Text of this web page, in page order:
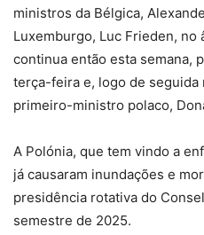
ministros da Bélgica,
Luxemburgo, Luc Frieden, no
continua então esta semana,
terça-feira e, logo de seguida
primeiro-ministro polaco,
A Polónia, que tem vindo a
já causaram inundações e
presidência rotativa do
semestre de 2025.